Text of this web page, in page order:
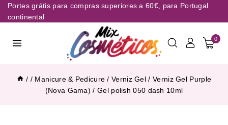
Portes grátis para compras superiores a 60€, para Portugal
continental
0
/ / Manicure & Pedicure / Verniz Gel / Verniz Gel Purple
(Nova Gama) / Gel polish 050 dash 10ml